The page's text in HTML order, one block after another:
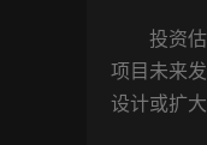
投资估
项目未来
设计或扩